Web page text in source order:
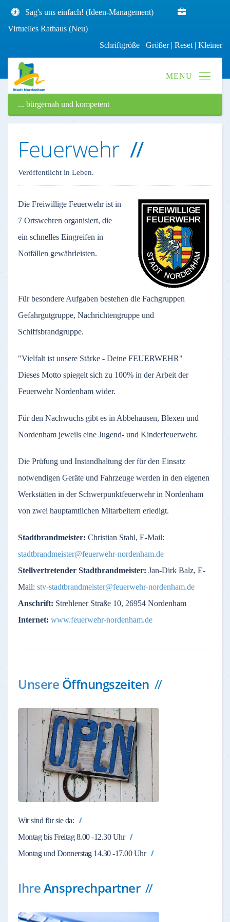
Sag's uns einfach! (Ideen-Management)
Virtuelles Rathaus (Neu)
Schriftgröße Größer| Reset | Kleiner
... bürgernah und kompetent
Feuerwehr
Veröffentlicht in Leben.
Die Freiwillige Feuerwehr ist in
7 Ortswehren organisiert, die
ein schnelles Eingreifen in
Notfällen gewährleisten.
Für besondere Aufgaben bestehen die Fachgruppen
Gefahrgutgruppe, Nachrichtengruppe und
Schiffsbrandgruppe.
"Vielfalt ist unsere Stärke - Deine FEUERWEHR"
Dieses Motto spiegelt sich zu 100% in der Arbeit der
Feuerwehr Nordenham wider.
Für den Nachwuchs gibt es in Abbehausen, Blexen und
Nordenham jeweils eine Jugend- und Kinderfeuerwehr.
Die Prüfung und Instandhaltung der für den Einsatz
notwendigen Geräte und Fahrzeuge werden in den eigenen
Werkstätten in der Schwerpunktfeuerwehr in Nordenham
von zwei hauptamtlichen Mitarbeitern erledigt.
Stadtbrandmeister: Christian Stahl, E-Mail:
stadtbrandmeister@feuerwehr-nordenham.de
Stellvertretender Stadtbrandmeister: Jan-Dirk Balz, E-
Mail: stv-stadtbrandmeister@feuerwehr-nordenham.de
Anschrift: Strehlener Straße 10, 26954 Nordenham
Internet: www.feuerwehr-nordenham.de
Unsere Öffnungszeiten
Wir sind für sie da:
Montag bis Freitag 8.00 -12.30 Uhr
Montag und Donnerstag 14.30 -17.00 Uhr
IhreAnsprechpartner